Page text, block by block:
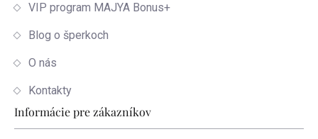
VIP program MAJYA Bonus+
Blog o šperkoch
O nás
Kontakty
Informácie pre zákazníkov